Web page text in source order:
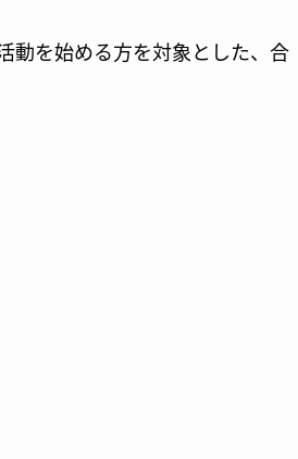
動を始める方を対象とした、合